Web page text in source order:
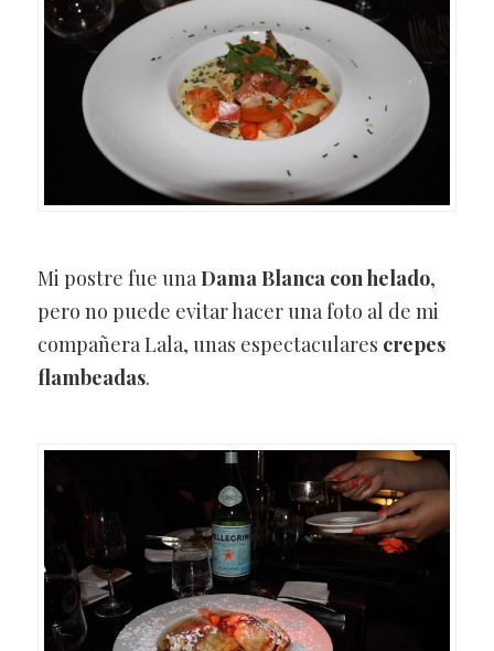
Mi postre fue una Dama Blanca con helado,
pero no puede evitar hacer una foto al de mi
compañera Lala, unas espectaculares crepes
flambeadas.